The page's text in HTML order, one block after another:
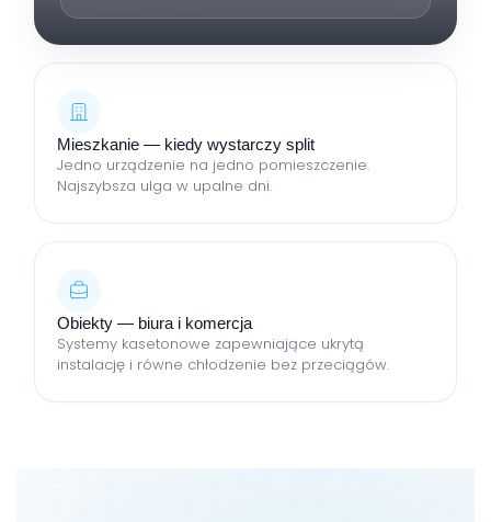
Mieszkanie — kiedy wystarczy split
Jedno urządzenie na jedno pomieszczenie.
Najszybsza ulga w upalne dni.
Obiekty — biura i komercja
Systemy kasetonowe zapewniające ukrytą
instalację i równe chłodzenie bez przeciągów.